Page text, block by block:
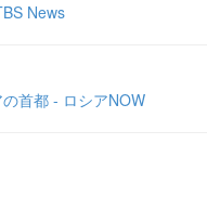
News
首都 - ロシアNOW